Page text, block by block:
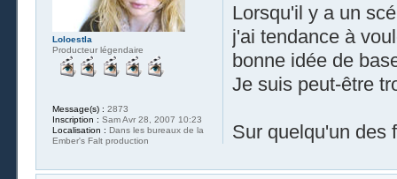
Lorsqu'il y a un
j'ai tendance à
bonne idée de
Je suis peut-être
Sur quelqu'un des
Loloestla
Producteur légendaire
Message(s) : 2873
Inscription : Sam Avr 28, 2007 10:23
Localisation : Dans les bureaux de la
Ember's Falt production